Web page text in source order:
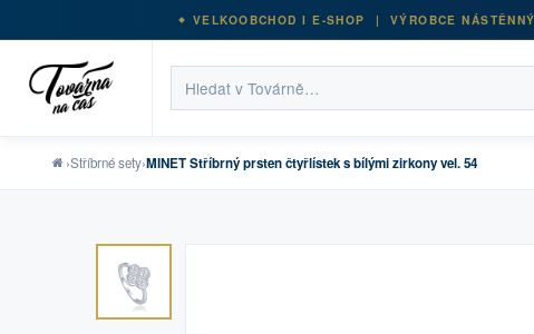
VELKOOBCHOD I E-SHOP | VÝROBCE
›Stříbrné sety›MINET Stříbrný prsten čtyřlístek s bílými zirkony vel. 54